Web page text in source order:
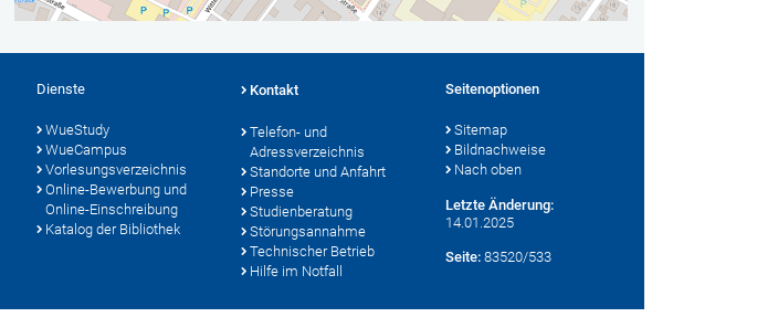
Dienste
WueStudy
WueCampus
Vorlesungsverzeichnis
Online-Bewerbung und
Online-Einschreibung
Katalog der Bibliothek
Kontakt
Telefon- und
Adressverzeichnis
Standorte und Anfahrt
Presse
Studienberatung
Störungsannahme
Technischer Betrieb
Hilfe im Notfall
Seitenoptionen
Sitemap
Bildnachweise
Nach oben
Letzte Änderung:
14.01.2025
Seite: 83520/533